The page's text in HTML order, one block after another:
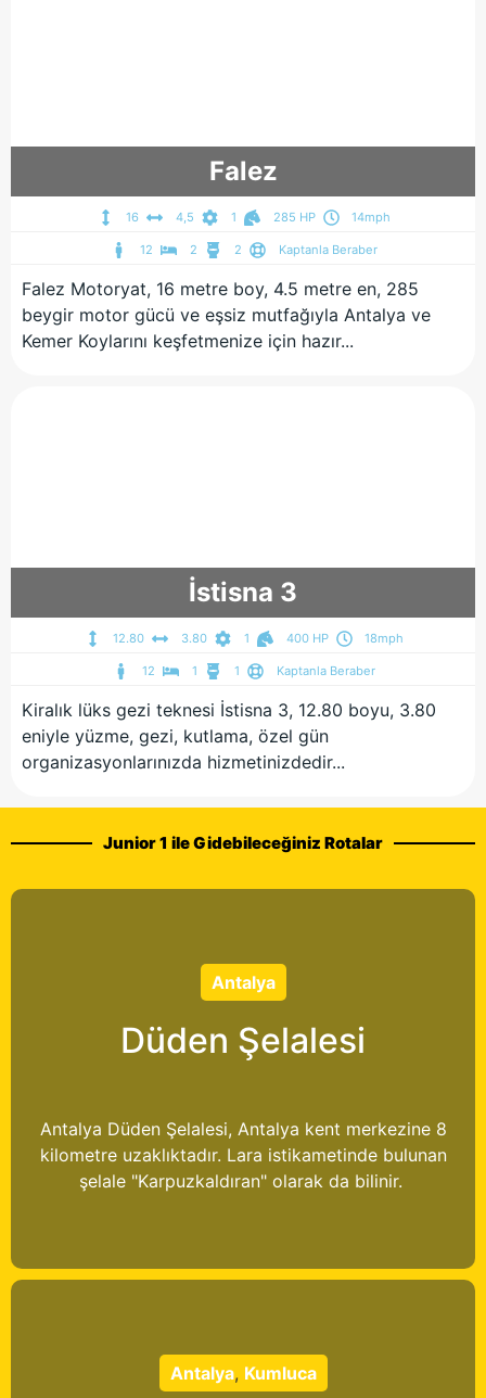
Falez
16 4,5 1 285 HP 14mph
12 2 2 Kaptanla Beraber
Falez Motoryat, 16 metre boy, 4.5 metre en, 285
beygir motor gücü ve eşsiz mutfağıyla Antalya ve
Kemer Koylarını keşfetmenize için hazır...
İstisna 3
12.80 3.80 1 400 HP 18mph
12 1 1 Kaptanla Beraber
Kiralık lüks gezi teknesi İstisna 3, 12.80 boyu, 3.80
eniyle yüzme, gezi, kutlama, özel gün
organizasyonlarınızda hizmetinizdedir...
Junior 1 ile Gidebileceğiniz Rotalar
Antalya
Düden Şelalesi
Antalya Düden Şelalesi, Antalya kent merkezine 8
kilometre uzaklıktadır. Lara istikametinde bulunan
şelale "Karpuzkaldıran" olarak da bilinir.
Antalya, Kumluca